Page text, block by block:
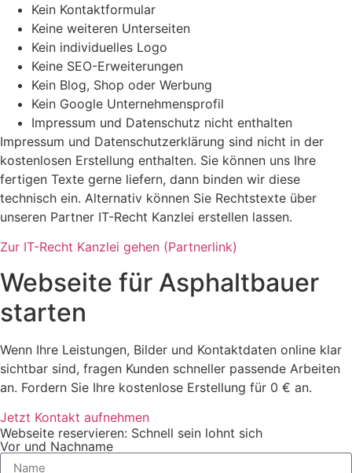
Kein Kontaktformular
Keine weiteren Unterseiten
Kein individuelles Logo
Keine SEO-Erweiterungen
Kein Blog, Shop oder Werbung
Kein Google Unternehmensprofil
Impressum und Datenschutz nicht enthalten
Impressum und Datenschutzerklärung sind nicht in der
kostenlosen Erstellung enthalten. Sie können uns Ihre
fertigen Texte gerne liefern, dann binden wir diese
technisch ein. Alternativ können Sie Rechtstexte über
unseren Partner IT-Recht Kanzlei erstellen lassen.
Zur IT-Recht Kanzlei gehen (Partnerlink)
Webseite für Asphaltbauer
starten
Wenn Ihre Leistungen, Bilder und Kontaktdaten online klar
sichtbar sind, fragen Kunden schneller passende Arbeiten
an. Fordern Sie Ihre kostenlose Erstellung für 0 € an.
Jetzt Kontakt aufnehmen
Webseite reservieren: Schnell sein lohnt sich
Vor und Nachname